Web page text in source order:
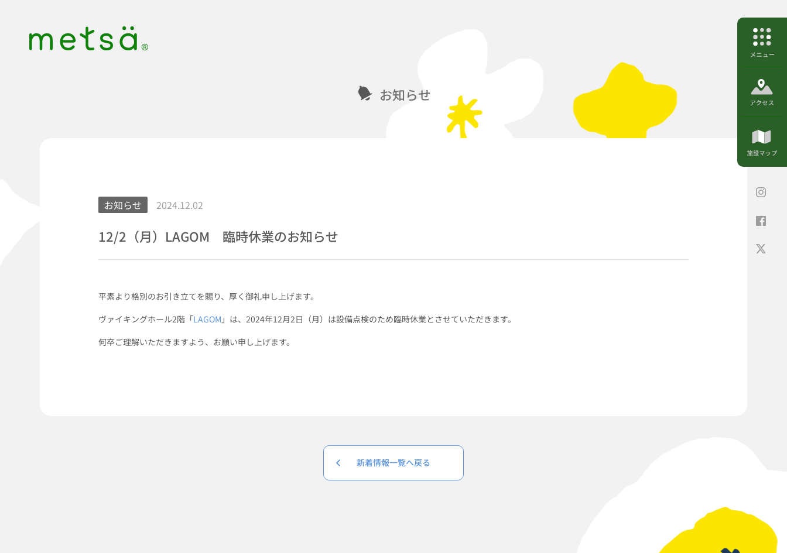
お知らせ
お知らせ 2024.12.02
12/2（月）LAGOM 臨時休業のお知らせ
平素より格別のお引き立てを賜り、厚く御礼申し上げます。
ヴァイキングホール2階「LAGOM 」は、2024年12月2日（月）は設備点検のため臨時休業とさせていただきます。
何卒ご理解いただきますよう、お願い申し上げます。
新着情報一覧へ戻る